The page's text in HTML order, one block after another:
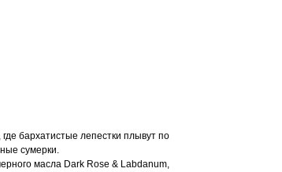
бархатистые лепестки плывут по
сумерки.
масла Dark Rose & Labdanum,